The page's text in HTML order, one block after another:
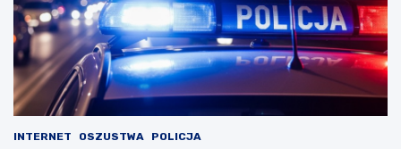
INTERNET OSZUSTWA POLICJA